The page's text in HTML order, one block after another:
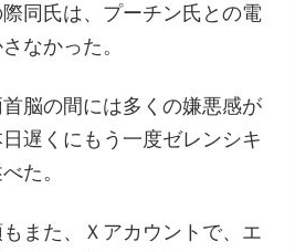
同氏は、プーチン氏との電
なかった。
脳の間には多くの嫌悪感が
遅くにもう一度ゼレンシキ
た。
また、Ｘアカウントで、エ